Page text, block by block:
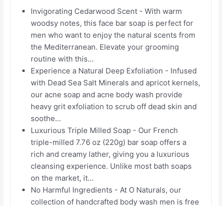
Invigorating Cedarwood Scent - With warm
woodsy notes, this face bar soap is perfect for
men who want to enjoy the natural scents from
the Mediterranean. Elevate your grooming
routine with this...
Experience a Natural Deep Exfoliation - Infused
with Dead Sea Salt Minerals and apricot kernels,
our acne soap and acne body wash provide
heavy grit exfoliation to scrub off dead skin and
soothe...
Luxurious Triple Milled Soap - Our French
triple-milled 7.76 oz (220g) bar soap offers a
rich and creamy lather, giving you a luxurious
cleansing experience. Unlike most bath soaps
on the market, it...
No Harmful Ingredients - At O Naturals, our
collection of handcrafted body wash men is free